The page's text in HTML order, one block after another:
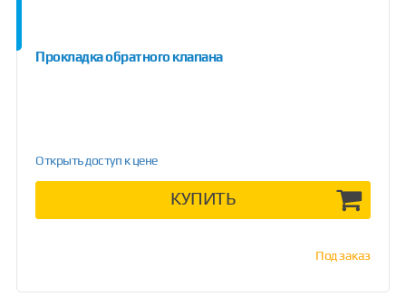
Прокладка обратного клапана
Открыть доступ к цене
КУПИТЬ
Под заказ